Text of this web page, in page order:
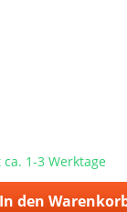
1-3 Werktage
In den